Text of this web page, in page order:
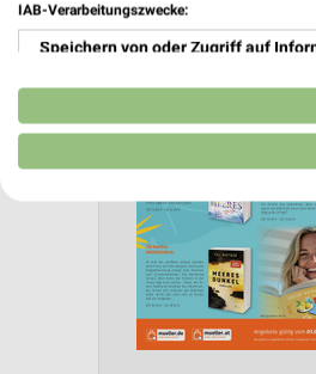
IAB-Verarbeitungszwecke:
Speichern von oder Zugriff auf
Verwendung reduzierter Daten zur
Erstellung von Profilen für
Erstellung von Profilen zur
Verwendung von Profilen zur
Messung der Werbeleistung